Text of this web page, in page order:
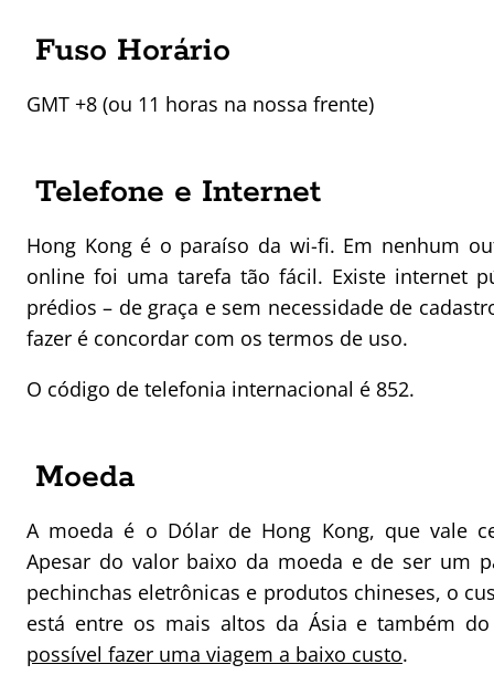
Fuso Horário
GMT +8 (ou 11 horas na nossa frente)
Telefone e Internet
Hong Kong é o paraíso da wi-fi. Em nenhum
online foi uma tarefa tão fácil. Existe internet
prédios – de graça e sem necessidade de
fazer é concordar com os termos de uso.
O código de telefonia internacional é 852.
Moeda
A moeda é o Dólar de Hong Kong, que vale
Apesar do valor baixo da moeda e de ser um
pechinchas eletrônicas e produtos chineses, o
está entre os mais altos da Ásia e também
possível fazer uma viagem a baixo custo.